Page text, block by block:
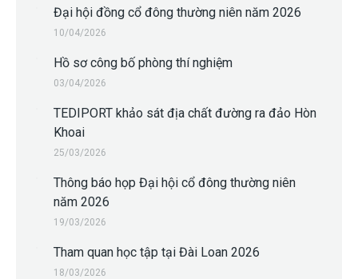
Đại hội đồng cổ đông thường niên năm 2026
10/04/2026
Hồ sơ công bố phòng thí nghiệm
03/04/2026
TEDIPORT khảo sát địa chất đường ra đảo Hòn
Khoai
25/03/2026
Thông báo họp Đại hội cổ đông thường niên
năm 2026
19/03/2026
Tham quan học tập tại Đài Loan 2026
18/03/2026